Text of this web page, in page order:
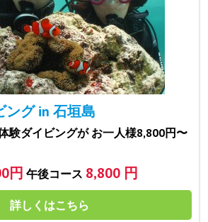
ング in 石垣島
験ダイビングが お一人様8,800円〜
円 午後コース 8,800 円
詳しくはこちら